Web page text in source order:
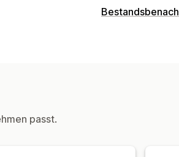
Listenarten
Einstellungen
passt.